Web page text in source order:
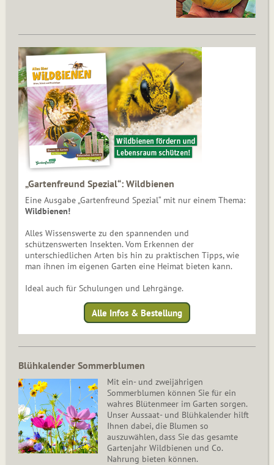
„Gartenfreund Spezial“: Wildbienen
Eine Ausgabe „Gartenfreund Spezial“ mit nur einem Thema:
Wildbienen!
Alles Wissenswerte zu den spannenden und
schützenswerten Insekten. Vom Erkennen der
unterschiedlichen Arten bis hin zu praktischen Tipps, wie
man ihnen im eigenen Garten eine Heimat bieten kann.
Ideal auch für Schulungen und Lehrgänge.
Alle Infos & Bestellung
Blühkalender Sommerblumen
Mit ein- und zweijährigen
Sommerblumen können Sie für ein
wahres Blütenmeer im Garten sorgen.
Unser Aussaat- und Blühkalender hilft
Ihnen dabei, die Blumen so
auszuwählen, dass Sie das gesamte
Gartenjahr Wildbienen und Co.
Nahrung bieten können.